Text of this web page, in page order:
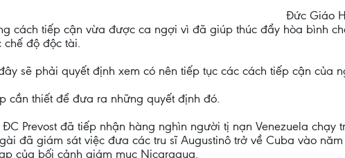
Đức Giáo
cách tiếp cận vừa được ca ngợi vì đã giúp thúc đẩy hòa bình
độ độc tài.
sẽ phải quyết định xem có nên tiếp tục các cách tiếp cận của
cần thiết để đưa ra những quyết định đó.
Prevost đã tiếp nhận hàng nghìn người tị nạn Venezuela
đã giám sát việc đưa các tru sĩ Augustinô trở về Cuba vào
của bối cảnh giám mục Nicaragua.